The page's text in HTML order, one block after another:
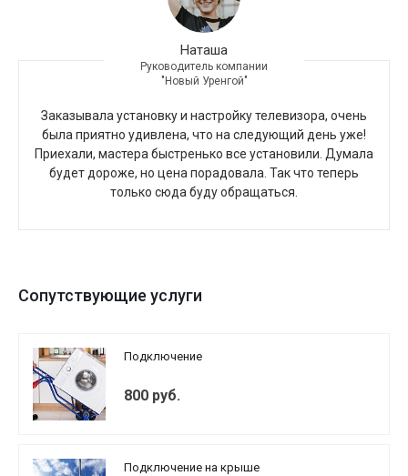
Наташа
Руководитель компании
"Новый Уренгой"
Заказывала установку и настройку телевизора, очень
была приятно удивлена, что на следующий день уже!
Приехали, мастера быстренько все установили. Думала
будет дороже, но цена порадовала. Так что теперь
только сюда буду обращаться.
Сопутствующие услуги
Подключение
800 руб.
Подключение на крыше